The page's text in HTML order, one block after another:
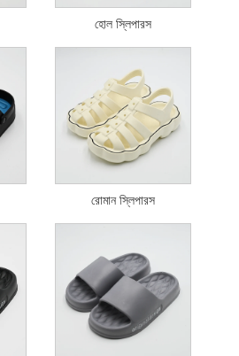
হোল স্লিপারস
রোমান স্লিপারস